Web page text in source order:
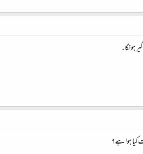
ہونگا۔
ہوا ہے؟